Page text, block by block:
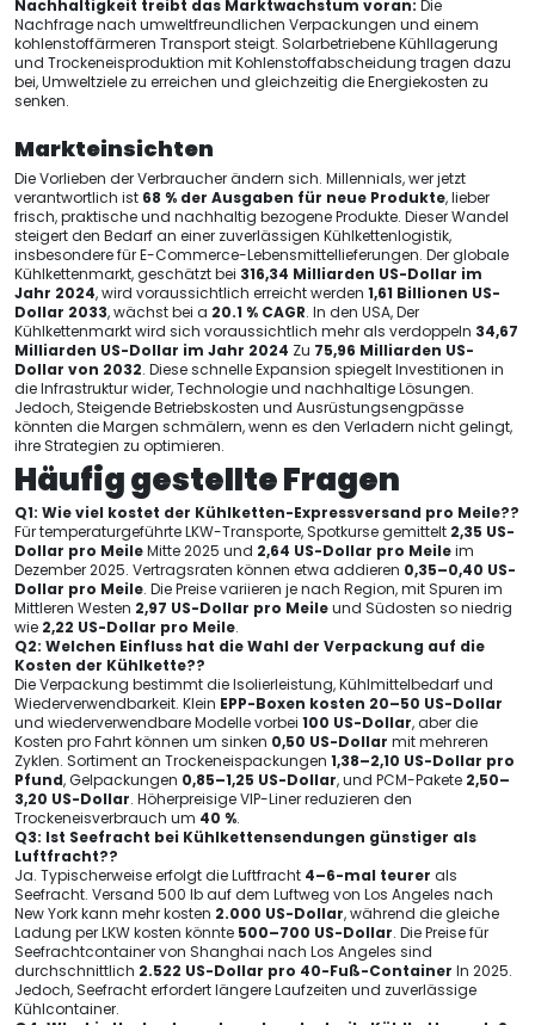
Nachhaltigkeit treibt das Marktwachstum voran: Die
Nachfrage nach umweltfreundlichen Verpackungen und einem
kohlenstoffärmeren Transport steigt. Solarbetriebene Kühllagerung
und Trockeneisproduktion mit Kohlenstoffabscheidung tragen dazu
bei, Umweltziele zu erreichen und gleichzeitig die Energiekosten zu
senken.
Markteinsichten
Die Vorlieben der Verbraucher ändern sich. Millennials, wer jetzt
verantwortlich ist 68 % der Ausgaben für neue Produkte, lieber
frisch, praktische und nachhaltig bezogene Produkte. Dieser Wandel
steigert den Bedarf an einer zuverlässigen Kühlkettenlogistik,
insbesondere für E-Commerce-Lebensmittellieferungen. Der globale
Kühlkettenmarkt, geschätzt bei 316,34 Milliarden US-Dollar im
Jahr 2024, wird voraussichtlich erreicht werden 1,61 Billionen US-
Dollar 2033, wächst bei a 20.1 % CAGR. In den USA, Der
Kühlkettenmarkt wird sich voraussichtlich mehr als verdoppeln 34,67
Milliarden US-Dollar im Jahr 2024 Zu 75,96 Milliarden US-
Dollar von 2032. Diese schnelle Expansion spiegelt Investitionen in
die Infrastruktur wider, Technologie und nachhaltige Lösungen.
Jedoch, Steigende Betriebskosten und Ausrüstungsengpässe
könnten die Margen schmälern, wenn es den Verladern nicht gelingt,
ihre Strategien zu optimieren.
Häufig gestellte Fragen
Q1: Wie viel kostet der Kühlketten-Expressversand pro Meile??
Für temperaturgeführte LKW-Transporte, Spotkurse gemittelt 2,35 US-
Dollar pro MeileMitte 2025 und 2,64 US-Dollar pro Meileim
Dezember 2025. Vertragsraten können etwa addieren 0,35–0,40 US-
Dollar pro Meile. Die Preise variieren je nach Region, mit Spuren im
Mittleren Westen 2,97 US-Dollar pro Meileund Südosten so niedrig
wie 2,22 US-Dollar pro Meile.
Q2: Welchen Einfluss hat die Wahl der Verpackung auf die
Kosten der Kühlkette??
Die Verpackung bestimmt die Isolierleistung, Kühlmittelbedarf und
Wiederverwendbarkeit. Klein EPP-Boxen kosten 20–50 US-Dollar
und wiederverwendbare Modelle vorbei 100 US-Dollar, aber die
Kosten pro Fahrt können um sinken 0,50 US-Dollar mit mehreren
Zyklen. Sortiment an Trockeneispackungen 1,38–2,10 US-Dollar pro
Pfund, Gelpackungen 0,85–1,25 US-Dollar, und PCM-Pakete 2,50–
3,20 US-Dollar. Höherpreisige VIP-Liner reduzieren den
Trockeneisverbrauch um 40 %.
Q3: Ist Seefracht bei Kühlkettensendungen günstiger als
Luftfracht??
Ja. Typischerweise erfolgt die Luftfracht 4–6-mal teurer als
Seefracht. Versand 500 lb auf dem Luftweg von Los Angeles nach
New York kann mehr kosten 2.000 US-Dollar, während die gleiche
Ladung per LKW kosten könnte 500–700 US-Dollar. Die Preise für
Seefrachtcontainer von Shanghai nach Los Angeles sind
durchschnittlich 2.522 US-Dollar pro 40-Fuß-Container In 2025.
Jedoch, Seefracht erfordert längere Laufzeiten und zuverlässige
Kühlcontainer.